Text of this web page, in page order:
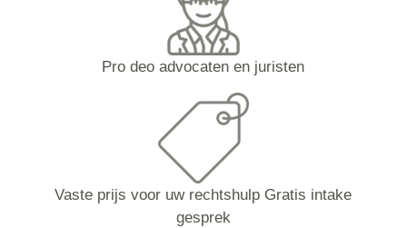
Pro deo advocaten en juristen
Vaste prijs voor uw rechtshulp Gratis intake
gesprek